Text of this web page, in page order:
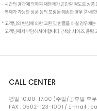
CALL CENTER
평일 10:00-17:00 (주말/공휴일 휴
FAX : 0502-123-1001 / E-mail :